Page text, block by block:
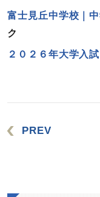
富士見丘中学校｜
ク
２０２６年大学入
PREV